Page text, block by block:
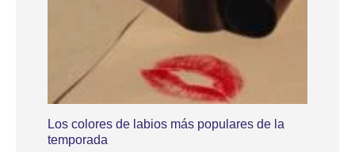
Los colores de labios más populares de la
temporada